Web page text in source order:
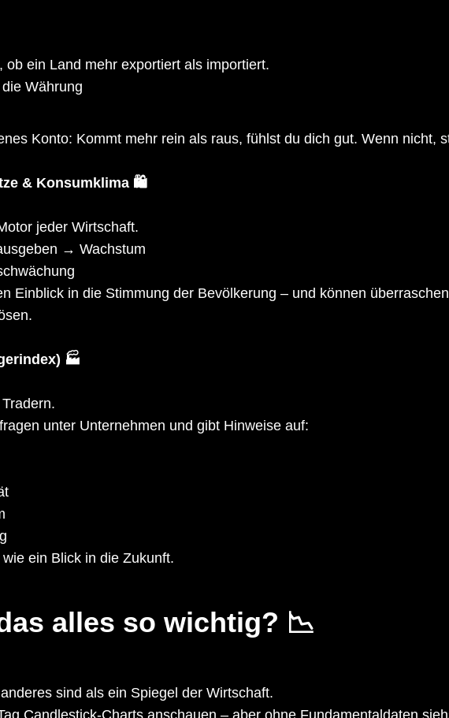
ob ein Land mehr exportiert als importiert.
Währung
Konto: Kommt mehr rein als raus, fühlst du dich gut. Wenn nicht,
& Konsumklima 🛍️
jeder Wirtschaft.
→ Wachstum
Einblick in die Stimmung der Bevölkerung – und können
🏭
unter Unternehmen und gibt Hinweise auf:
ein Blick in die Zukunft.
alles so wichtig? 📉
sind als ein Spiegel der Wirtschaft.
Candlestick-Charts anschauen – aber ohne Fundamentaldaten